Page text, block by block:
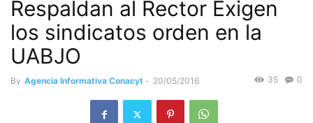
Respaldan al Rector Exigen
los sindicatos orden en la
UABJO
By Agencia Informativa Conacyt - 20/05/2016 0
35